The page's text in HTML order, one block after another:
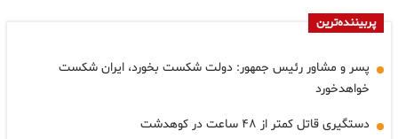
پربیننده‌ترین
پسر و مشاور رئیس جمهور: دولت شکست بخورد، ایران شکست
خواهدخورد
دستگیری قاتل کمتر از ۴۸ ساعت در کوهدشت